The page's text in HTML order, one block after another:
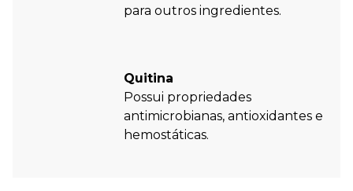
para outros ingredientes.
Quitina
Possui propriedades
antimicrobianas, antioxidantes e
hemostáticas.